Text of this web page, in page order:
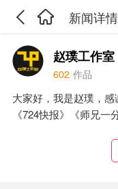
新闻详情
赵璞工作室
602 作品
大家好，我是赵璞，感
《724快报》《师兄一